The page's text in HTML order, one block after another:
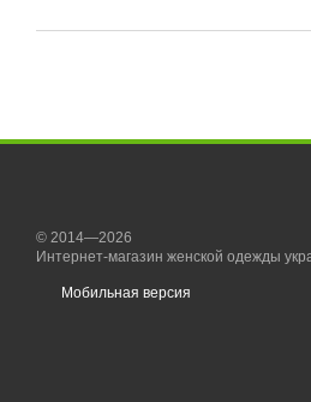
© 2014—2026
Интернет-магазин женской одежды
Мобильная версия